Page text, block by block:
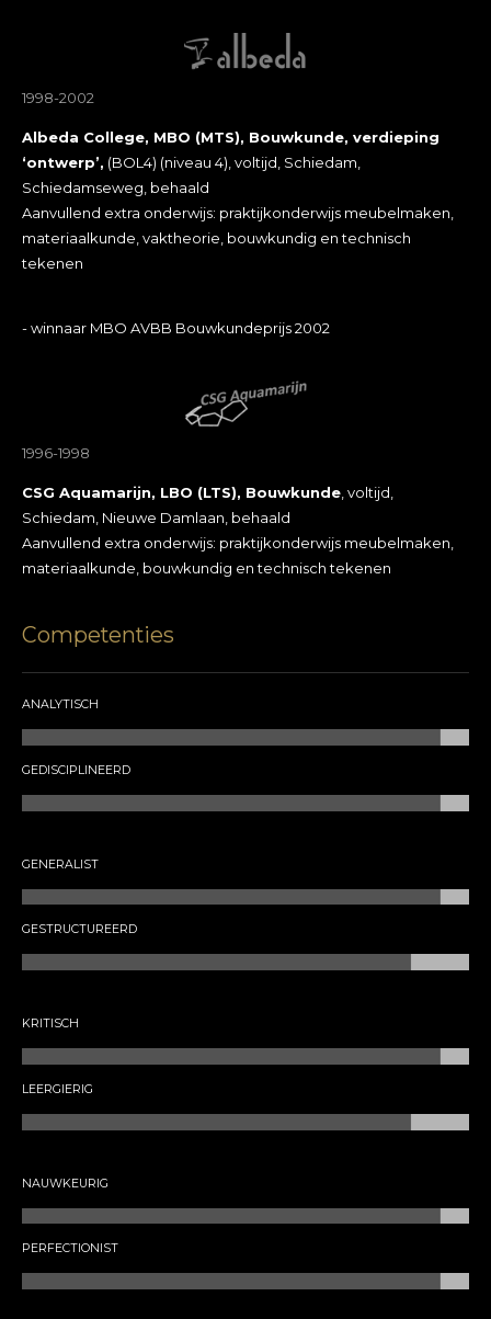
1998-2002
Albeda College, MBO (MTS), Bouwkunde, verdieping
‘ontwerp’, (BOL4) (niveau 4), voltijd, Schiedam,
Schiedamseweg, behaald
Aanvullend extra onderwijs: praktijkonderwijs meubelmaken,
materiaalkunde, vaktheorie, bouwkundig en technisch
tekenen
- winnaar MBO AVBB Bouwkundeprijs 2002
1996-1998
CSG Aquamarijn, LBO (LTS), Bouwkunde , voltijd,
Schiedam, Nieuwe Damlaan, behaald
Aanvullend extra onderwijs: praktijkonderwijs meubelmaken,
materiaalkunde, bouwkundig en technisch tekenen
Competenties
ANALYTISCH
GEDISCIPLINEERD
GENERALIST
GESTRUCTUREERD
KRITISCH
LEERGIERIG
NAUWKEURIG
PERFECTIONIST